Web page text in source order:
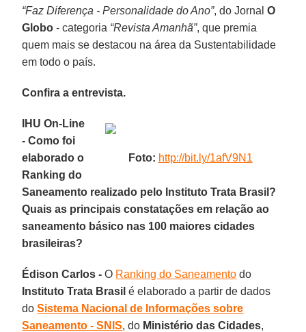
“Faz Diferença - Personalidade do Ano”, do JornalO
Globo - categoria “Revista Amanhã”, que premia
quem mais se destacou na área da Sustentabilidade
em todo o país.
Confira a entrevista.
Foto: http://bit.ly/1afV9N1
IHU On-Line
- Como foi
elaborado o
Ranking do
Saneamento realizado pelo Instituto Trata Brasil?
Quais as principais constatações em relação ao
saneamento básico nas 100 maiores cidades
brasileiras?
Édison Carlos - O Ranking do Saneamento do
Instituto Trata Brasil é elaborado a partir de dados
doSistema Nacional de Informações sobre
Saneamento - SNIS, do Ministério das Cidades,